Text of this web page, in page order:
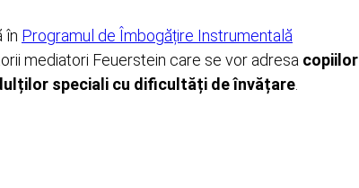
în Programul de Îmbogățire Instrumentală
mediatori Feuerstein care se vor adresa copiilor
speciali cu dificultăți de învățare